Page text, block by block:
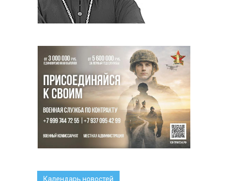
Календарь новостей